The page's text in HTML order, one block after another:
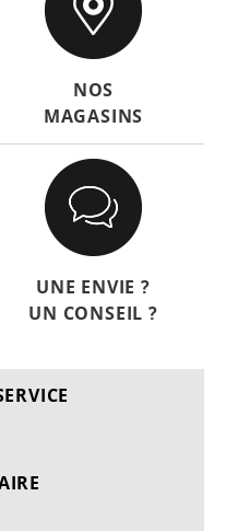
NOS
MAGASINS
UNE ENVIE ?
UN CONSEIL ?